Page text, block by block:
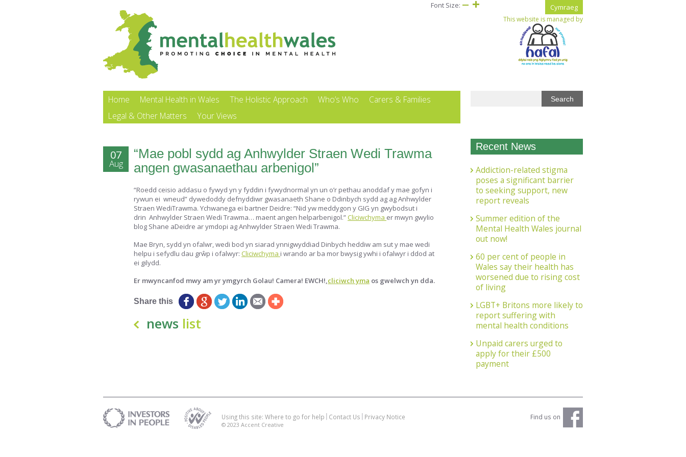
This website is managed by
Cymraeg
Home Mental Health in Wales The Holistic Approach Who’s Who
Carers & Families
Legal & Other Matters
Your Views
Font Size:
“Mae pobl sydd ag Anhwylder Straen Wedi Trawma
angen gwasanaethau arbenigol”
07
Aug
“Roedd ceisio addasu o fywyd yn y fyddin i fywydnormal yn un o’r pethau anoddaf y mae gofyn i
rywun ei wneud” dywedoddy defnyddiwr gwasanaeth Shane o Ddinbych sydd ag ag Anhwylder
Straen WediTrawma. Ychwanega ei bartner Deidre: “Nid yw meddygon y GIG yn gwybodsut i
drin Anhwylder Straen Wedi Trawma… maent angen helparbenigol.”Cliciwchyma er mwyn gwylio
blog Shane aDeidre ar ymdopi ag Anhwylder Straen Wedi Trawma.
Mae Bryn, sydd yn ofalwr, wedi bod yn siarad ynnigwyddiad Dinbych heddiw am sut y mae wedi
helpu i sefydlu dau grŵp i ofalwyr: Cliciwchyma i wrando ar ba mor bwysig ywhi i ofalwyr i ddod at
ei gilydd.
Er mwyncanfod mwy am yr ymgyrch Golau! Camera! EWCH!,cliciwch yma os gwelwch yn dda.
Share this
news list
Recent News
Addiction-related stigma
poses a significant barrier
to seeking support, new
report reveals
Summer edition of the
Mental Health Wales journal
out now!
60 per cent of people in
Wales say their health has
worsened due to rising cost
of living
LGBT+ Britons more likely to
report suffering with
mental health conditions
Unpaid carers urged to
apply for their £500
payment
Using this site: Where to go for help Contact Us Privacy Notice
© 2023 Accent Creative
Find us on